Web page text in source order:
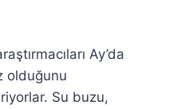
Ay’da
olduğunu
Su buzu,